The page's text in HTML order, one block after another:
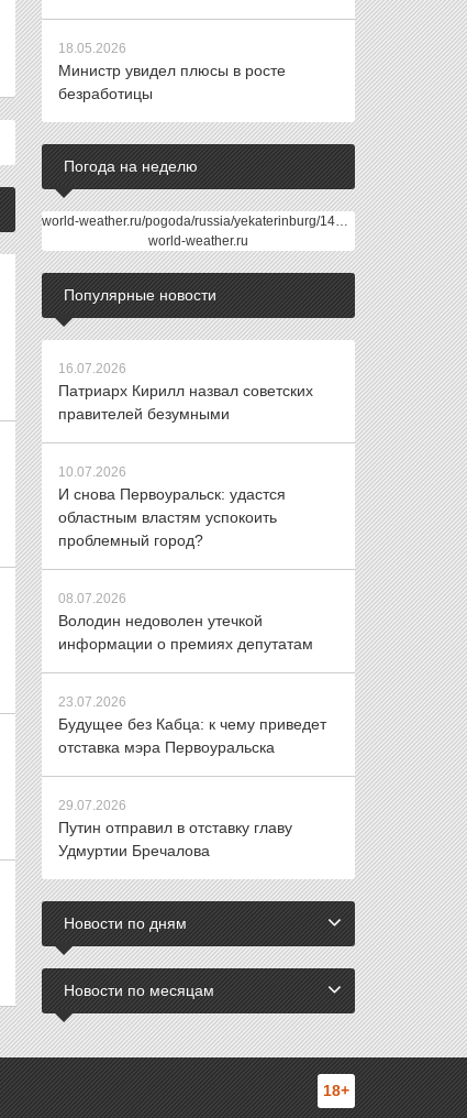
18.05.2026
Министр увидел плюсы в росте
безработицы
Погода на неделю
world-weather.ru/pogoda/russia/yekaterinburg/14days/
world-weather.ru
Популярные новости
16.07.2026
Патриарх Кирилл назвал советских
правителей безумными
10.07.2026
И снова Первоуральск: удастся
областным властям успокоить
проблемный город?
08.07.2026
Володин недоволен утечкой
информации о премиях депутатам
23.07.2026
Будущее без Кабца: к чему приведет
отставка мэра Первоуральска
29.07.2026
Путин отправил в отставку главу
Удмуртии Бречалова
Новости по дням
Новости по месяцам
18+